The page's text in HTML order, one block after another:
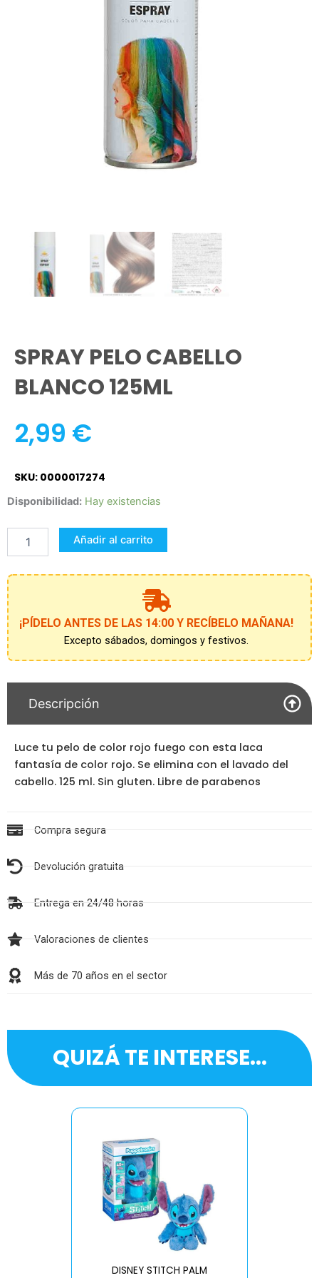
SPRAY PELO CABELLO
BLANCO 125ML
2,99 €
SKU: 0000017274
Disponibilidad: Hay existencias
SPRAY
CABELLO
BLANCO
125ML
Añadir al carrito
¡PÍDELO ANTES DE LAS 14:00 Y RECÍBELO MAÑANA!
Excepto sábados, domingos y festivos.
Descripción
Luce tu pelo de color rojo fuego con esta laca
fantasía de color rojo. Se elimina con el lavado del
cabello. 125 ml. Sin gluten. Libre de parabenos
Compra segura
Devolución gratuita
Entrega en 24/48 horas
Valoraciones de clientes
Más de 70 años en el sector
QUIZÁ TE INTERESE...
DISNEY STITCH PALM